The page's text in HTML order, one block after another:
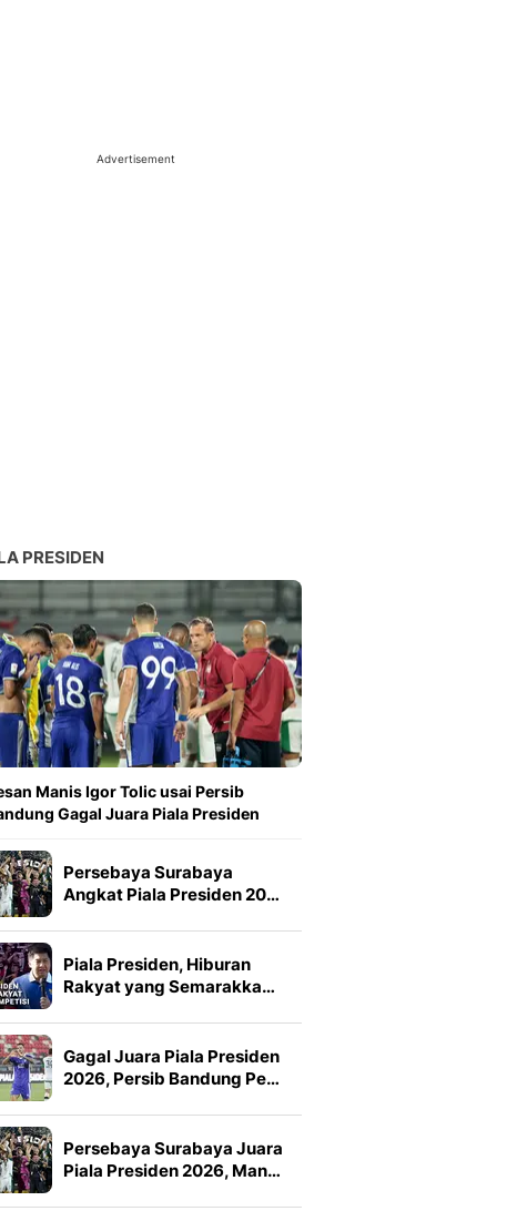
Advertisement
PRESIDEN
Manis Igor Tolic usai Persib
Gagal Juara Piala Presiden
Persebaya Surabaya
Angkat Piala Presiden 20…
Piala Presiden, Hiburan
Rakyat yang Semarakka…
Gagal Juara Piala Presiden
2026, Persib Bandung Pe…
Persebaya Surabaya Juara
Piala Presiden 2026, Man…